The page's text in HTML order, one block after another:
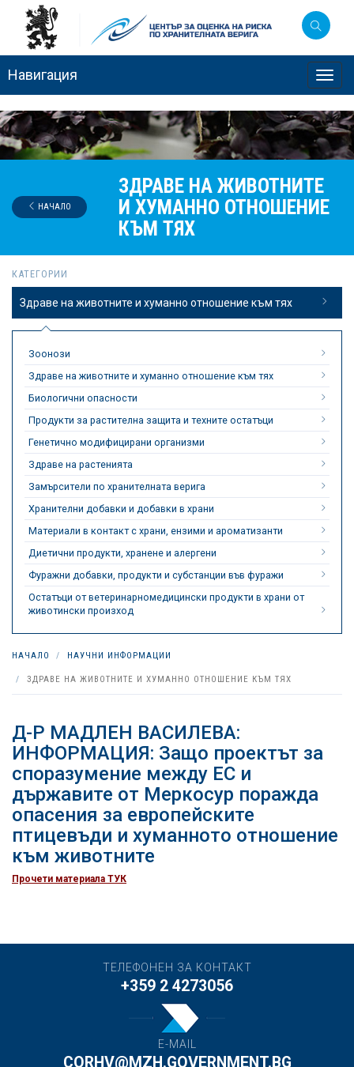
Навигация
ЗДРАВЕ НА ЖИВОТНИТЕ
И ХУМАННО ОТНОШЕНИЕ
КЪМ ТЯХ
НАЧАЛО
КАТЕГОРИИ
Здраве на животните и хуманно отношение към тях
Зоонози
Здраве на животните и хуманно отношение към тях
Биологични опасности
Продукти за растителна защита и техните остатъци
Генетично модифицирани организми
Здраве на растенията
Замърсители по хранителната верига
Хранителни добавки и добавки в храни
Материали в контакт с храни, ензими и ароматизанти
Диетични продукти, хранене и алергени
Фуражни добавки, продукти и субстанции във фуражи
Остатъци от ветеринарномедицински продукти в храни от
животински произход
НАЧАЛО НАУЧНИ ИНФОРМАЦИИ
ЗДРАВЕ НА ЖИВОТНИТЕ И ХУМАННО ОТНОШЕНИЕ КЪМ ТЯХ
Д-Р МАДЛЕН ВАСИЛЕВА:
ИНФОРМАЦИЯ: Защо проектът за
споразумение между ЕС и
държавите от Меркосур поражда
опасения за европейските
птицевъди и хуманното отношение
към животните
Прочети материала ТУК
ТЕЛЕФОНЕН ЗА КОНТАКТ
+359 2 4273056
E-MAIL
CORHV@MZH.GOVERNMENT.BG